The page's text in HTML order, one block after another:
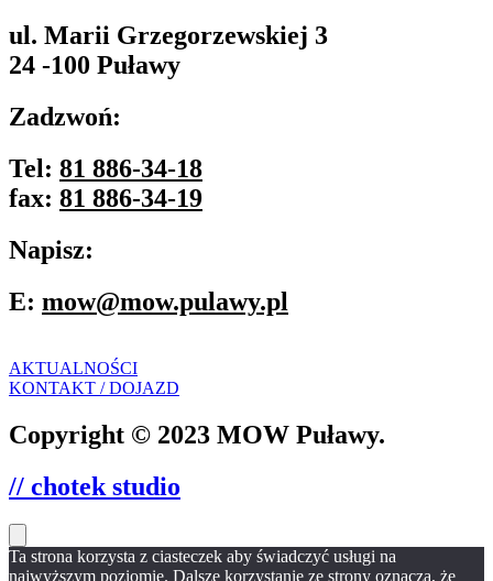
ul. Marii Grzegorzewskiej 3
24 -100 Puławy
Zadzwoń:
Tel: 81 886-34-18
fax: 81 886-34-19
Napisz:
E: mow@mow.pulawy.pl
AKTUALNOŚCI
KONTAKT / DOJAZD
Copyright © 2023 MOW Puławy.
// chotek studio
Ta strona korzysta z ciasteczek aby świadczyć usługi na
najwyższym poziomie. Dalsze korzystanie ze strony oznacza, że